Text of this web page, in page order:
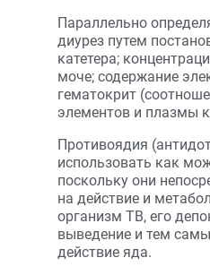
Параллельно
диурез путем
катетера;
моче; содержание
гематокрит
элементов и плазмы
Противоядия
использовать как
поскольку они
на действие и
организм ТВ, его
выведение и тем
действие яда.